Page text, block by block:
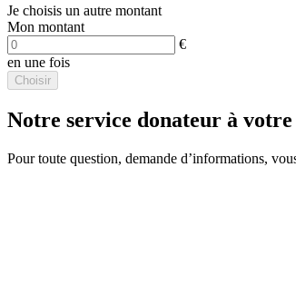
Je choisis un autre montant
Mon montant
€
en une fois
Choisir
Notre service donateur à votre
Pour toute question, demande d’informations,